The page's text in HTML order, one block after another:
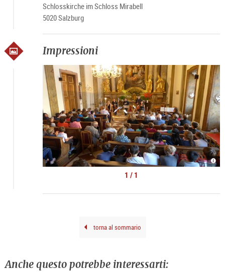
Schlosskirche im Schloss Mirabell
5020 Salzburg
Impressioni
©
1 / 1
torna al sommario
Anche questo potrebbe interessarti: